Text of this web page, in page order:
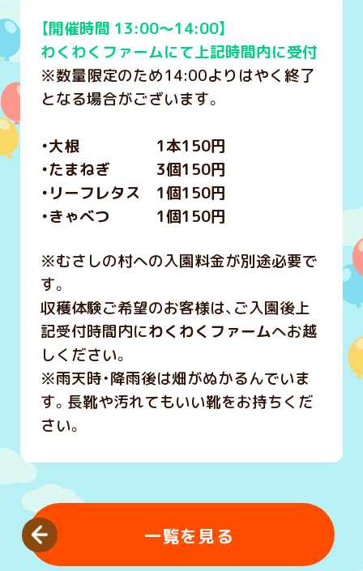
【開催時間 13:00～14:00】
わくわくファームにて上記時間内に受付
※数量限定のため14:00よりはやく終了
となる場合がございます。
・大根 1本150円
・たまねぎ 3個150円
・リーフレタス 1個150円
・きゃべつ 1個150円
※むさしの村への入園料金が別途必要で
す。
収穫体験ご希望のお客様は、ご入園後上
記受付時間内にわくわくファームへお越
しください。
※雨天時・降雨後は畑がぬかるんでいま
す。長靴や汚れてもいい靴をお持ちくだ
さい。
一覧を見る